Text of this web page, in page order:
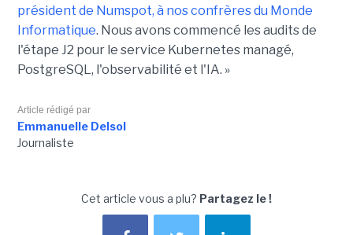
président de Numspot, à nos confrères du Monde
Informatique. Nous avons commencé les audits de
l'étape J2 pour le service Kubernetes managé,
PostgreSQL, l'observabilité et l'IA. »
Article rédigé par
Emmanuelle Delsol
Journaliste
Cet article vous a plu? Partagez le !